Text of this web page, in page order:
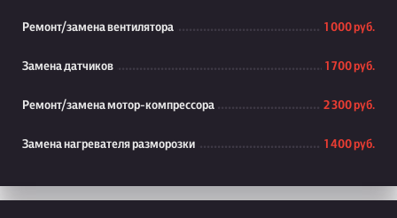
Ремонт/замена вентилятора 1 000 руб.
Замена датчиков 1 700 руб.
Ремонт/замена мотор-компрессора 2 300 руб.
Замена нагревателя разморозки 1 400 руб.